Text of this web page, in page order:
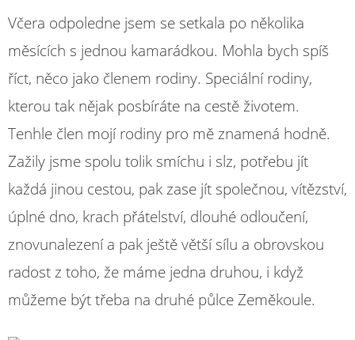
Včera odpoledne jsem se setkala po několika
měsících s jednou kamarádkou. Mohla bych spíš
říct, něco jako členem rodiny. Speciální rodiny,
kterou tak nějak posbíráte na cestě životem.
Tenhle člen mojí rodiny pro mě znamená hodně.
Zažily jsme spolu tolik smíchu i slz, potřebu jít
každá jinou cestou, pak zase jít společnou, vítězství,
úplné dno, krach přátelství, dlouhé odloučení,
znovunalezení a pak ještě větší sílu a obrovskou
radost z toho, že máme jedna druhou, i když
můžeme být třeba na druhé půlce Zeměkoule.